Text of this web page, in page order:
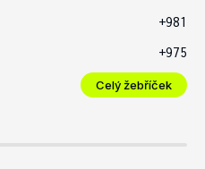
+981
+975
Celý žebříček